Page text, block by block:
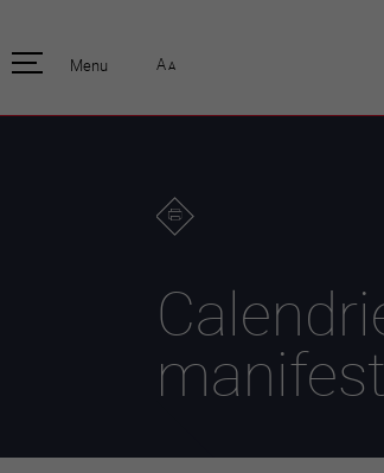
Enfants et écoliers
Formation
environnement
Informations parcelles
Guichet virtuel
Annuaire communal
Menu A A